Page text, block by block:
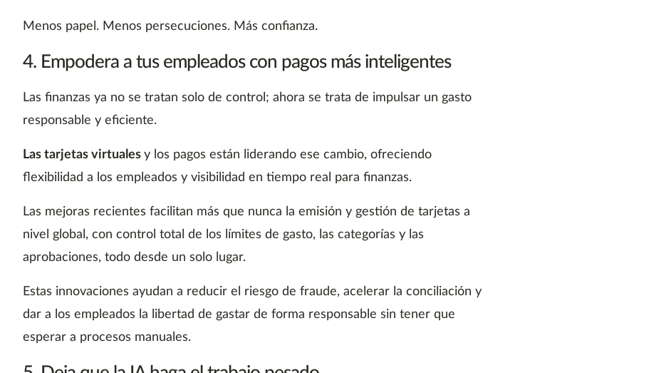
Menos papel. Menos persecuciones. Más confianza.
4. Empodera a tus empleados con pagos más inteligentes
Las finanzas ya no se tratan solo de control; ahora se trata de impulsar un gasto
responsable y eficiente.
Las tarjetas virtuales y los pagos están liderando ese cambio, ofreciendo
flexibilidad a los empleados y visibilidad en tiempo real para finanzas.
Las mejoras recientes facilitan más que nunca la emisión y gestión de tarjetas a
nivel global, con control total de los límites de gasto, las categorías y las
aprobaciones, todo desde un solo lugar.
Estas innovaciones ayudan a reducir el riesgo de fraude, acelerar la conciliación y
dar a los empleados la libertad de gastar de forma responsable sin tener que
esperar a procesos manuales.